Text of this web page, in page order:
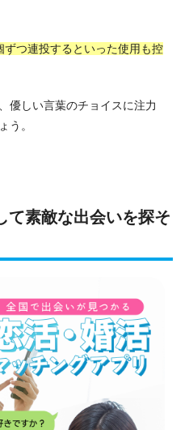
ずつ連投するといった使用も控
優しい言葉のチョイスに注力
う。
て素敵な出会いを探そ